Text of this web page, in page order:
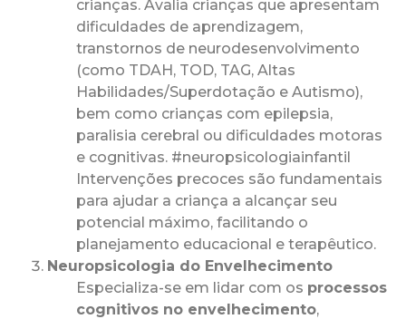
crianças. Avalia crianças que apresentam
dificuldades de aprendizagem,
transtornos de neurodesenvolvimento
(como TDAH, TOD, TAG, Altas
Habilidades/Superdotação e Autismo),
bem como crianças com epilepsia,
paralisia cerebral ou dificuldades motoras
e cognitivas. #neuropsicologiainfantil
Intervenções precoces são fundamentais
para ajudar a criança a alcançar seu
potencial máximo, facilitando o
planejamento educacional e terapêutico.
Neuropsicologia do Envelhecimento
Especializa-se em lidar com os processos
cognitivos no envelhecimento,